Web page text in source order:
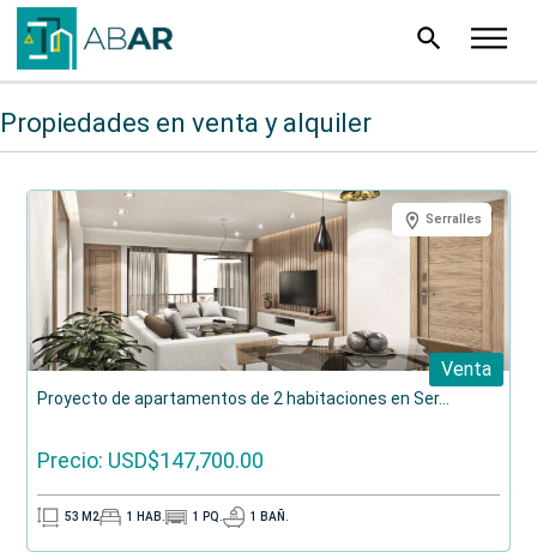
search
Propiedades en venta y alquiler
Serralles
Venta
Proyecto de apartamentos de 2 habitaciones en Ser...
Precio: USD$147,700.00
53 M2 1 HAB. 1 PQ. 1 BAÑ.